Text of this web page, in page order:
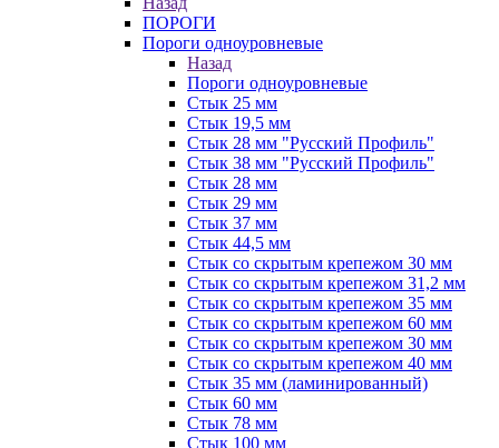
ПОРОГИ
Пороги одноуровневые
Назад
Пороги одноуровневые
Стык 25 мм
Стык 19,5 мм
Стык 28 мм "Русский Профиль"
Стык 38 мм "Русский Профиль"
Стык 28 мм
Стык 29 мм
Стык 37 мм
Стык 44,5 мм
Стык со скрытым крепежом 30 мм
Стык со скрытым крепежом 31,2 мм
Стык со скрытым крепежом 35 мм
Стык со скрытым крепежом 60 мм
Стык со скрытым крепежом 30 мм
Стык со скрытым крепежом 40 мм
Стык 35 мм (ламинированный)
Стык 60 мм
Стык 78 мм
Стык 100 мм